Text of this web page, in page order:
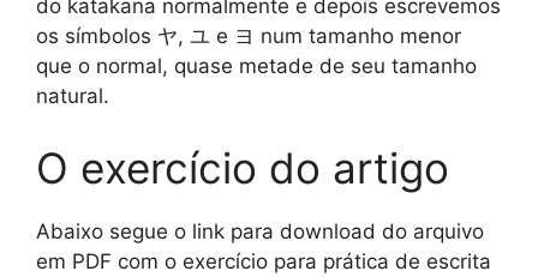
do katakana normalmente e depois escrevemos
os símbolos ヤ, ユ e ヨ num tamanho menor
que o normal, quase metade de seu tamanho
natural.
O exercício do artigo
Abaixo segue o link para download do arquivo
em PDF com o exercício para prática de escrita